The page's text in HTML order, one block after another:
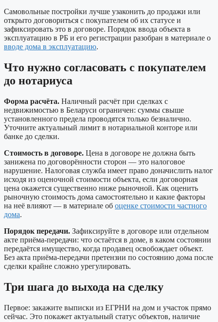
Самовольные постройки лучше узаконить до продажи или
открыто договориться с покупателем об их статусе и
зафиксировать это в договоре. Порядок ввода объекта в
эксплуатацию в РБ и его регистрации разобран в материале о
вводе дома в эксплуатацию.
Что нужно согласовать с покупателем
до нотариуса
Форма расчёта. Наличный расчёт при сделках с
недвижимостью в Беларуси ограничен: суммы свыше
установленного предела проводятся только безналично.
Уточните актуальный лимит в нотариальной конторе или
банке до сделки.
Стоимость в договоре. Цена в договоре не должна быть
занижена по договорённости сторон — это налоговое
нарушение. Налоговая служба имеет право доначислить налог
исходя из оценочной стоимости объекта, если договорная
цена окажется существенно ниже рыночной. Как оценить
рыночную стоимость дома самостоятельно и какие факторы
на неё влияют — в материале об оценке стоимости частного
дома.
Порядок передачи. Зафиксируйте в договоре или отдельном
акте приёма-передачи: что остаётся в доме, в каком состоянии
передаётся имущество, когда продавец освобождает объект.
Без акта приёма-передачи претензии по состоянию дома после
сделки крайне сложно урегулировать.
Три шага до выхода на сделку
Первое: закажите выписки из ЕГРНИ на дом и участок прямо
сейчас. Это покажет актуальный статус объектов, наличие